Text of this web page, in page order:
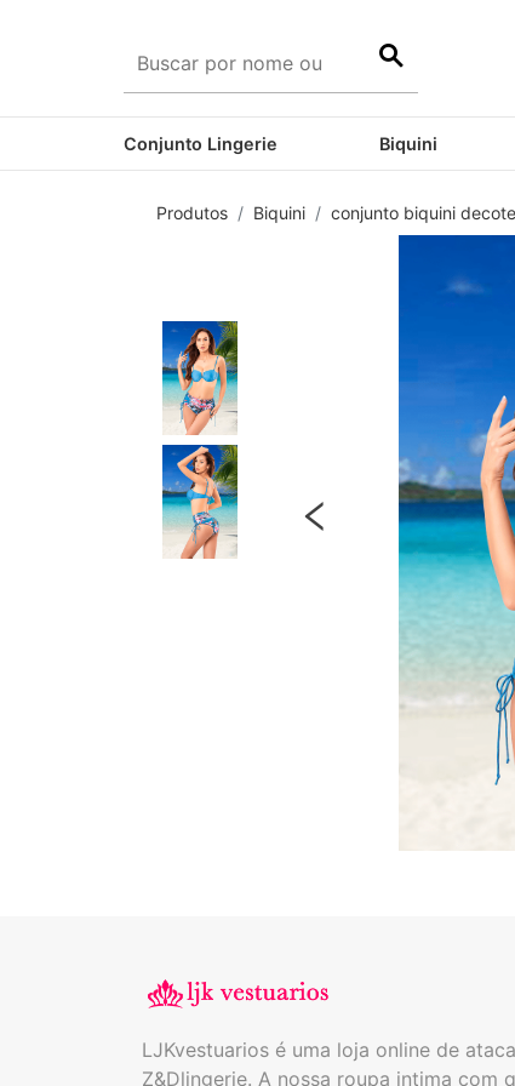
Conjunto Lingerie Biquini
Produtos Biquini conjunto biquini
LJKvestuarios é uma loja online de
Z&Dlingerie. A nossa roupa intima com